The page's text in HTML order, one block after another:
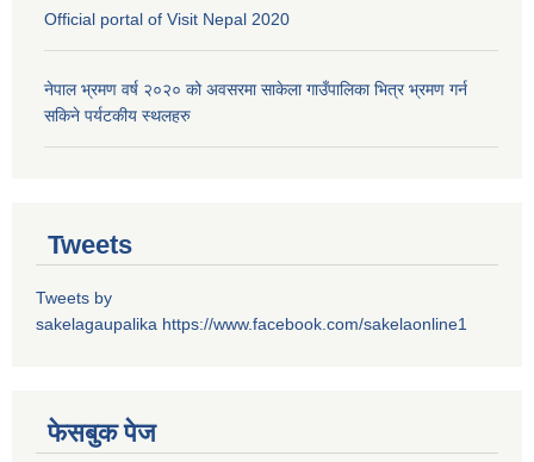
Official portal of Visit Nepal 2020
नेपाल भ्रमण वर्ष २०२० को अवसरमा साकेला गाउँपालिका भित्र भ्रमण गर्न
सकिने पर्यटकीय स्थलहरु
Tweets
Tweets by
sakelagaupalika https://www.facebook.com/sakelaonline1
फेसबुक पेज